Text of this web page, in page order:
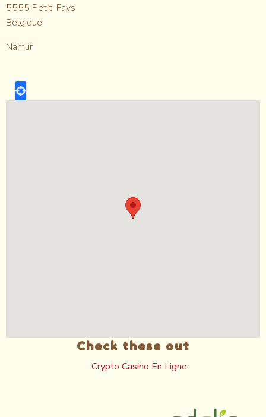
5555 Petit-Fays
Belgique
Namur
Check these out
Crypto Casino En Ligne